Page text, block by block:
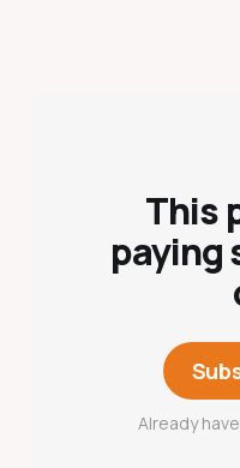
This
paying
Already